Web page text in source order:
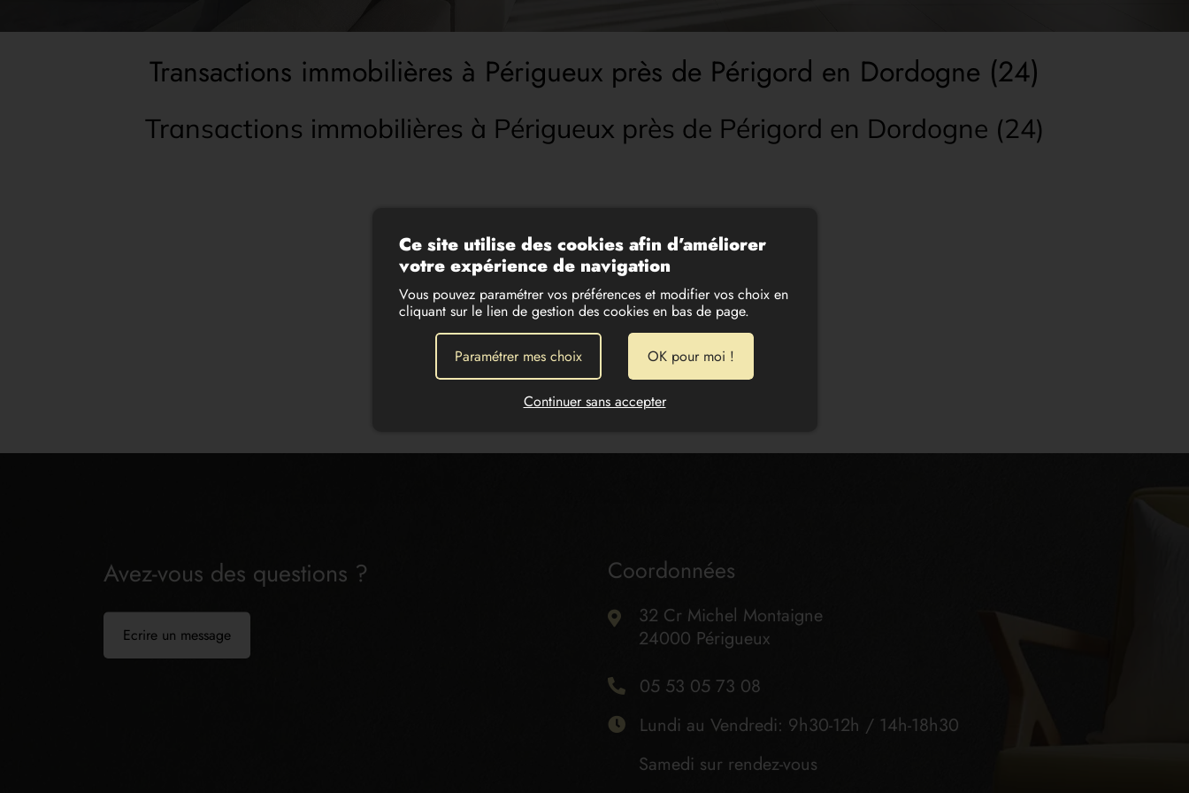
Transactions immobilières à Périgueux près de Périgord en Dordogne (24)
Transactions immobilières à Périgueux près de Périgord en Dordogne (24)
Avez-vous des questions ?
Ecrire un message
Coordonnées
32 Cr Michel Montaigne
24000 Périgueux
05 53 05 73 08
Lundi au Vendredi: 9h30-12h / 14h-18h30
Samedi sur rendez-vous
Ce site utilise des cookies afin d’améliorer
votre expérience de navigation
Vous pouvez paramétrer vos préférences et modifier vos choix en
cliquant sur le lien de gestion des cookies en bas de page.
Paramétrer mes choix OK pour moi !
Continuer sans accepter